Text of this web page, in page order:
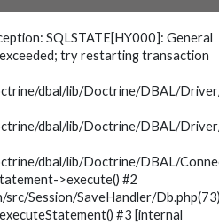
SQLSTATE[HY000]: General
try restarting transaction
dbal/lib/Doctrine/DBAL/
dbal/lib/Doctrine/DBAL/
dbal/lib/Doctrine/DBAL/
>execute() #2
Session/SaveHandler/
#3 [internal